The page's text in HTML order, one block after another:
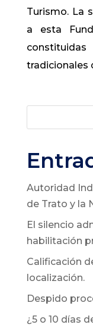
Turismo. La
a esta
tradicionales
Autoridad
de Trato y la
El silencio
habilitación
Calificación
localización.
Despido
¿5 o 10 días